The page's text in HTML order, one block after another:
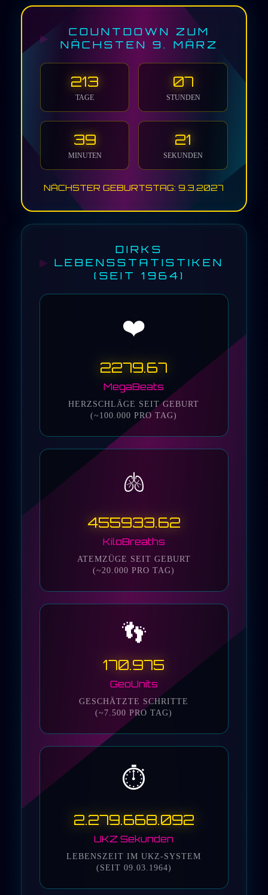
COUNTDOWN ZUM
NÄCHSTEN 9. MÄRZ
213
TAGE
07
STUNDEN
39
MINUTEN
18
SEKUNDEN
NÄCHSTER GEBURTSTAG:9.3.2027
DIRKS
LEBENSSTATISTIKEN
(SEIT 1964)
❤️
2279.67
MegaBeats
HERZSCHLÄGE SEIT GEBURT
(~100.000 PRO TAG)
🫁
455933.62
KiloBreaths
ATEMZÜGE SEIT GEBURT
(~20.000 PRO TAG)
👣
170.975
GeoUnits
GESCHÄTZTE SCHRITTE
(~7.500 PRO TAG)
⏱️
2.279.668.092
UKZ Sekunden
LEBENSZEIT IM UKZ-SYSTEM
(SEIT 09.03.1964)